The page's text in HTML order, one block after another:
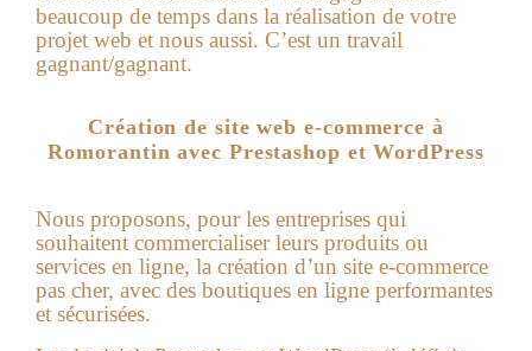
beaucoup de temps dans la réalisation de votre
projet web et nous aussi. C’est un travail
gagnant/gagnant.
Création de site web e-commerce à
Romorantin avec Prestashop et WordPress
Nous proposons, pour les entreprises qui
souhaitent commercialiser leurs produits ou
services en ligne, la création d’un site e-commerce
pas cher, avec des boutiques en ligne performantes
et sécurisées.